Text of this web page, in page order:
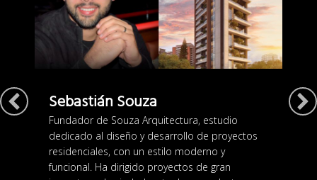
Sebastián Souza
Fundador de Souza Arquitectura, estudio
dedicado al diseño y desarrollo de proyectos
residenciales, con un estilo moderno y
funcional. Ha dirigido proyectos de gran